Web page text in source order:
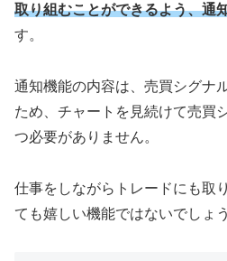
取り組むことができるよう、通
す。
通知機能の内容は、売買シグナ
ため、チャートを見続けて売買
つ必要がありません。
仕事をしながらトレードにも取
ても嬉しい機能ではないでしょう